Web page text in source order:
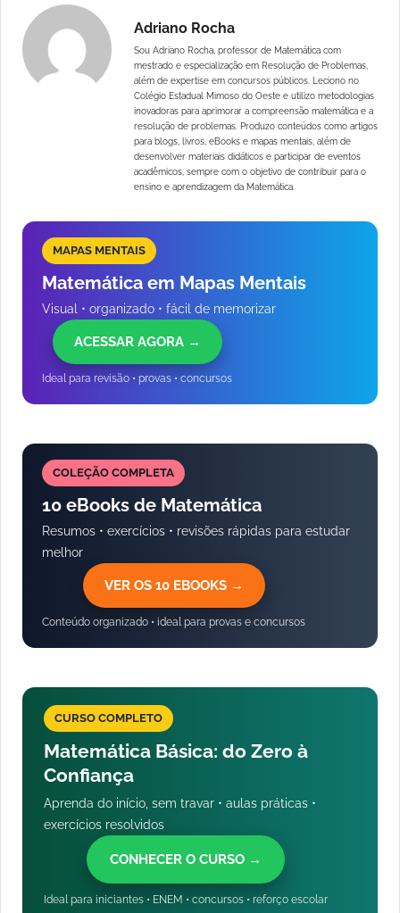
Adriano Rocha
Sou Adriano Rocha, professor de Matemática com
mestrado e especialização em Resolução de Problemas,
além de expertise em concursos públicos. Leciono no
Colégio Estadual Mimoso do Oeste e utilizo metodologias
inovadoras para aprimorar a compreensão matemática e a
resolução de problemas. Produzo conteúdos como artigos
para blogs, livros, eBooks e mapas mentais, além de
desenvolver materiais didáticos e participar de eventos
acadêmicos, sempre com o objetivo de contribuir para o
ensino e aprendizagem da Matemática.
MAPAS MENTAIS
Matemática em Mapas Mentais
Visual • organizado • fácil de memorizar
ACESSAR AGORA →
Ideal para revisão • provas • concursos
COLEÇÃO COMPLETA
10 eBooks de Matemática
Resumos • exercícios • revisões rápidas para estudar
melhor
VER OS 10 EBOOKS →
Conteúdo organizado • ideal para provas e concursos
CURSO COMPLETO
Matemática Básica: do Zero à
Confiança
Aprenda do início, sem travar • aulas práticas •
exercícios resolvidos
CONHECER O CURSO →
Ideal para iniciantes • ENEM • concursos • reforço escolar